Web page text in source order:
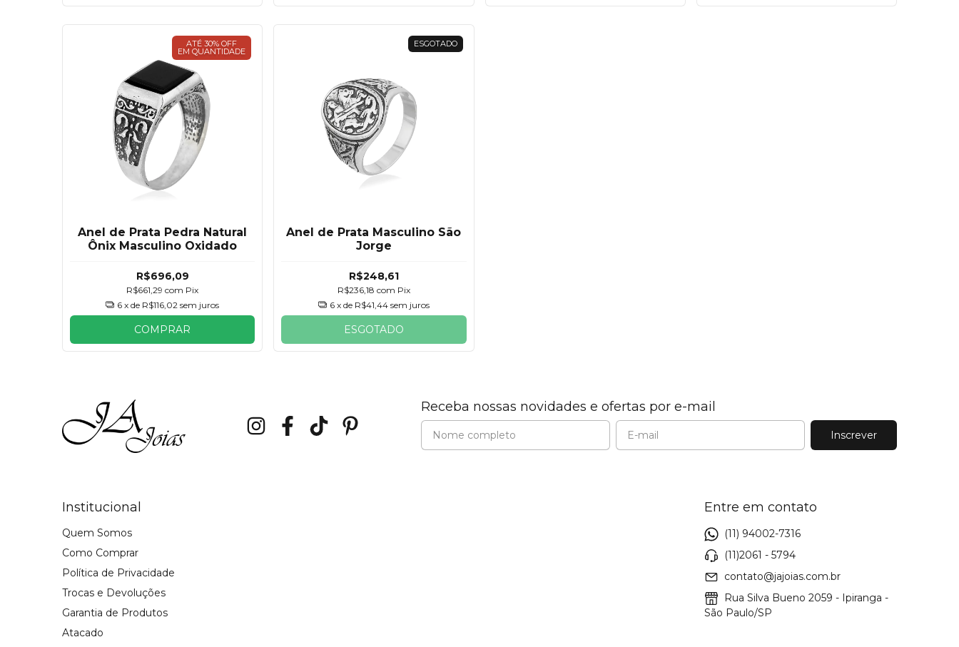
ATÉ 30% OFF
EM QUANTIDADE
Anel de Prata Pedra Natural
Ônix Masculino Oxidado
R$696,09
R$661,29com Pix
6 x de R$116,02 sem juros
COMPRAR
ESGOTADO
Anel de Prata Masculino São
Jorge
R$248,61
R$236,18 com Pix
6 x de R$41,44 sem juros
ESGOTADO
Receba nossas novidades e ofertas por e-mail
Institucional
Quem Somos
Como Comprar
Política de Privacidade
Trocas e Devoluções
Garantia de Produtos
Atacado
Entre em contato
(11) 94002-7316
(11)2061 - 5794
contato@jajoias.com.br
Rua Silva Bueno 2059 - Ipiranga -
São Paulo/SP